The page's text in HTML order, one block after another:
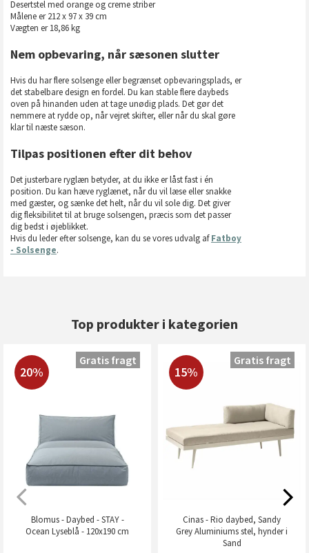
Desertstel med orange og creme striber
Målene er 212 x 97 x 39 cm
Vægten er 18,86 kg
Nem opbevaring, når sæsonen slutter
Hvis du har flere solsenge eller begrænset opbevaringsplads, er
det stabelbare design en fordel. Du kan stable flere daybeds
oven på hinanden uden at tage unødig plads. Det gør det
nemmere at rydde op, når vejret skifter, eller når du skal gøre
klar til næste sæson.
Tilpas positionen efter dit behov
Det justerbare ryglæn betyder, at du ikke er låst fast i én
position. Du kan hæve ryglænet, når du vil læse eller snakke
med gæster, og sænke det helt, når du vil sole dig. Det giver
dig fleksibilitet til at bruge solsengen, præcis som det passer
dig bedst i øjeblikket.
Hvis du leder efter solsenge, kan du se vores udvalg afFatboy
- Solsenge.
Top produkter i kategorien
20%
Blomus - Daybed - STAY -
Ocean Lyseblå - 120x190 cm
Gratis fragt
15%
Cinas - Rio daybed, Sandy
Grey Aluminiums stel, hynder i
Sand
Gratis fragt